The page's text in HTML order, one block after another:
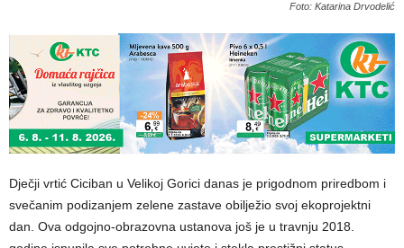
Foto: Katarina Drvodelić
Dječji vrtić Ciciban u Velikoj Gorici danas je prigodnom priredbom i
svečanim podizanjem zelene zastave obilježio svoj ekoprojektni
dan. Ova odgojno-obrazovna ustanova još je u travnju 2018.